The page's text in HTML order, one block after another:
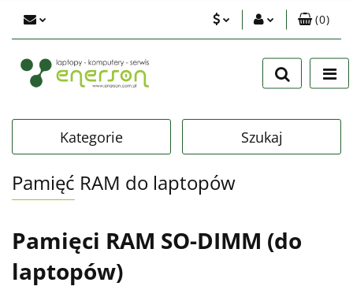
Zaloguj się
Zarejestruj się
Zgody cookies
(0)
Kategorie Szukaj
Pamięć RAM do laptopów
Pamięci RAM SO-DIMM (do
laptopów)